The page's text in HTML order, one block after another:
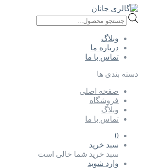
Products
search
وبلاگ
درباره ما
تماس با ما
دسته بندی ها
صفحه اصلی
فروشگاه
وبلاگ
تماس با ما
0
سبد خرید
سبد خرید شما خالی است
وارد شوید